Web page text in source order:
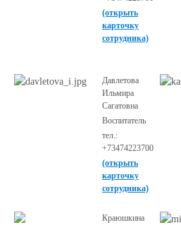
(открыть
карточку
сотрудника)
Давлетова
Ильмира
Сагатовна
Воспитатель
тел.:
+73474223700
(открыть
карточку
сотрудника)
Краюшкина